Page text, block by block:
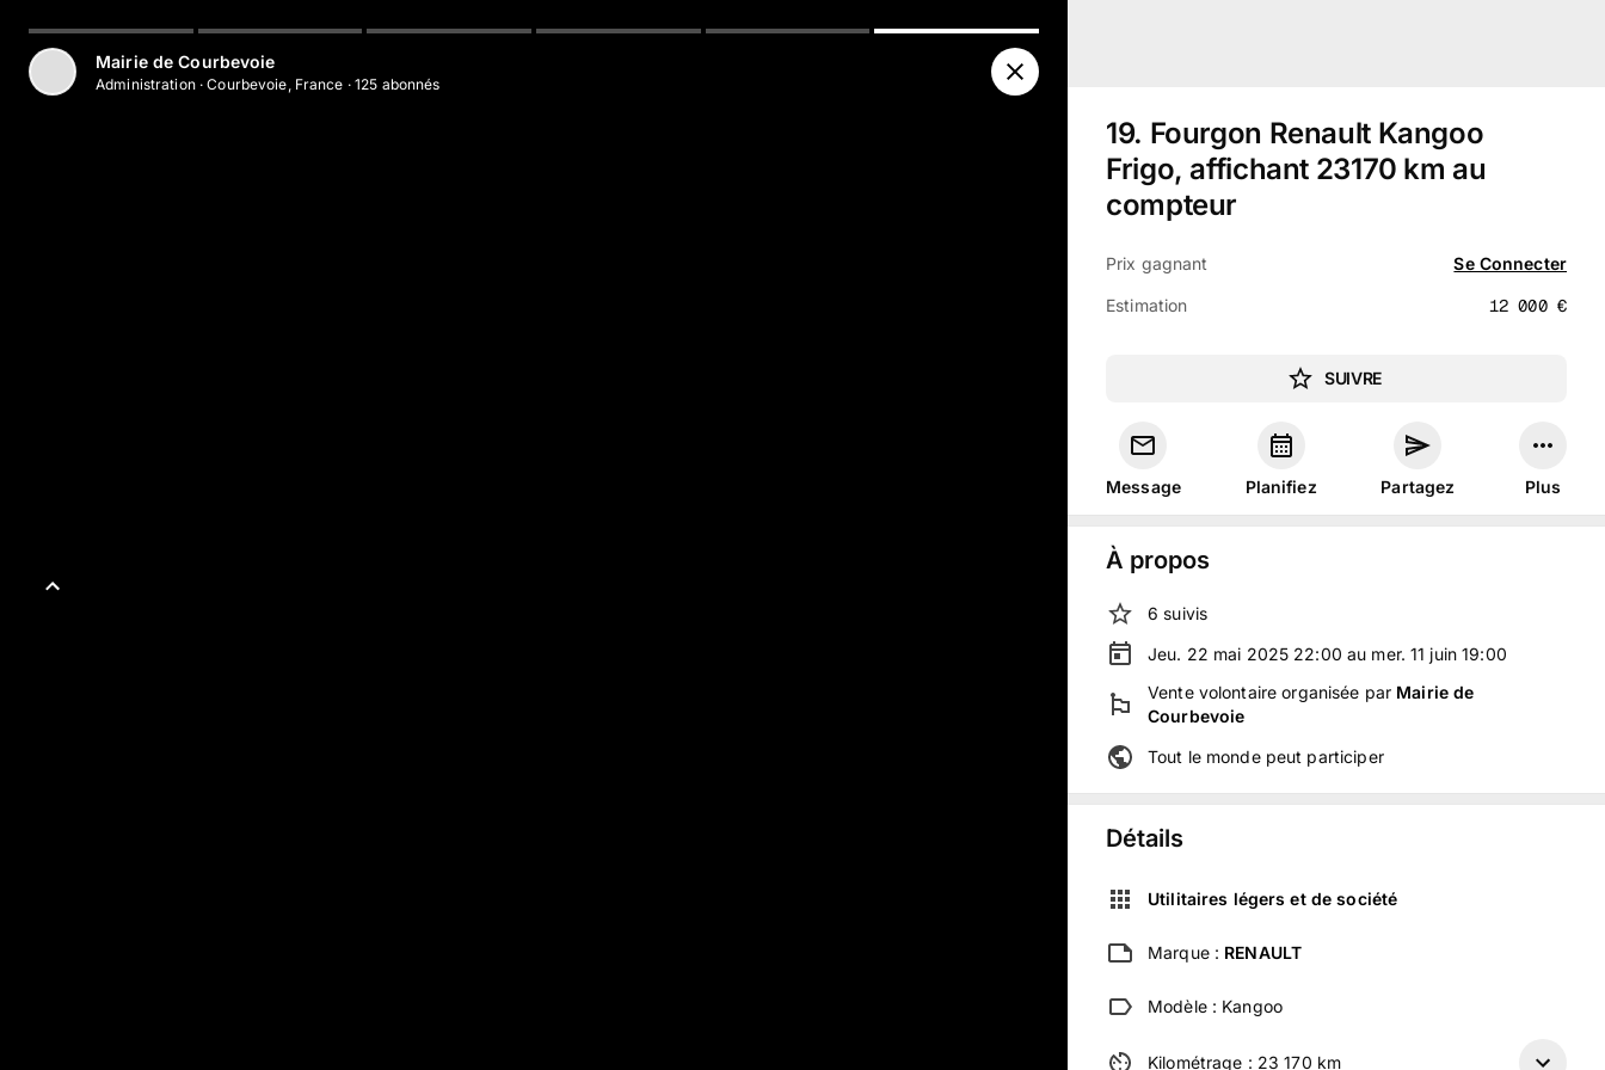
Mairie de Courbevoie
Administration·Courbevoie, France ·125 abonnés
19. Fourgon Renault Kangoo
Frigo, affichant 23170 km au
compteur
Prix gagnant Se Connecter
Estimation 12 000 €
SUIVRE
Message Planifiez Partagez Plus
À propos
6 suivis
Jeu. 22 mai 2025 22:00 au mer. 11 juin 19:00
Vente volontaire organisée par Mairie de
Courbevoie
Tout le monde peut participer
Détails
Utilitaires légers et de société
Marque : RENAULT
Modèle : Kangoo
Kilométrage : 23 170 km